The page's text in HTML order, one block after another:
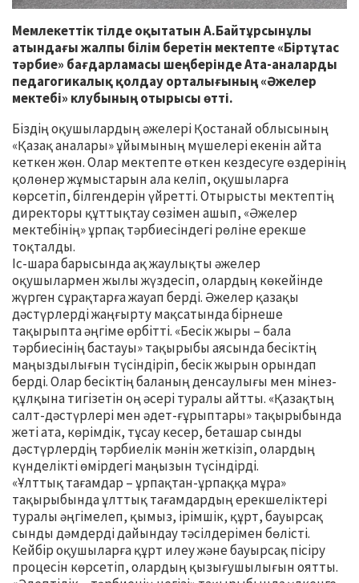
Мемлекеттік тілде оқытатын А.Байтұрсынұлы
атындағы жалпы білім беретін мектепте «Біртұтас
тәрбие» бағдарламасы шеңберінде Ата-аналарды
педагогикалық қолдау орталығының «Әжелер
мектебі» клубының отырысы өтті.
Біздің оқушылардың әжелері Қостанай облысының
«Қазақ аналары» ұйымының мүшелері екенін айта
кеткен жөн. Олар мектепте өткен кездесуге өздерінің
қолөнер жұмыстарын ала келіп, оқушыларға
көрсетіп, білгендерін үйретті. Отырысты мектептің
директоры құттықтау сөзімен ашып, «Әжелер
мектебінің» ұрпақ тәрбиесіндегі рөліне ерекше
тоқталды.
Іс-шара барысында ақ жаулықты әжелер
оқушылармен жылы жүздесіп, олардың көкейінде
жүрген сұрақтарға жауап берді. Әжелер қазақы
дәстүрлерді жаңғырту мақсатында бірнеше
тақырыпта әңгіме өрбітті. «Бесік жыры – бала
тәрбиесінің бастауы» тақырыбы аясында бесіктің
маңыздылығын түсіндіріп, бесік жырын орындап
берді. Олар бесіктің баланың денсаулығы мен мінез-
құлқына тигізетін оң әсері туралы айтты. «Қазақтың
салт-дәстүрлері мен әдет-ғұрыптары» тақырыбында
жеті ата, көрімдік, тұсау кесер, беташар сынды
дәстүрлердің тәрбиелік мәнін жеткізіп, олардың
күнделікті өмірдегі маңызын түсіндірді.
«Ұлттық тағамдар – ұрпақтан-ұрпаққа мұра»
тақырыбында ұлттық тағамдардың ерекшеліктері
туралы әңгімелеп, қымыз, ірімшік, құрт, бауырсақ
сынды дәмдерді дайындау тәсілдерімен бөлісті.
Кейбір оқушыларға құрт илеу және бауырсақ пісіру
процесін көрсетіп, олардың қызығушылығын оятты.